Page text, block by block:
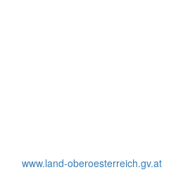
www.land-oberoesterreich.gv.at